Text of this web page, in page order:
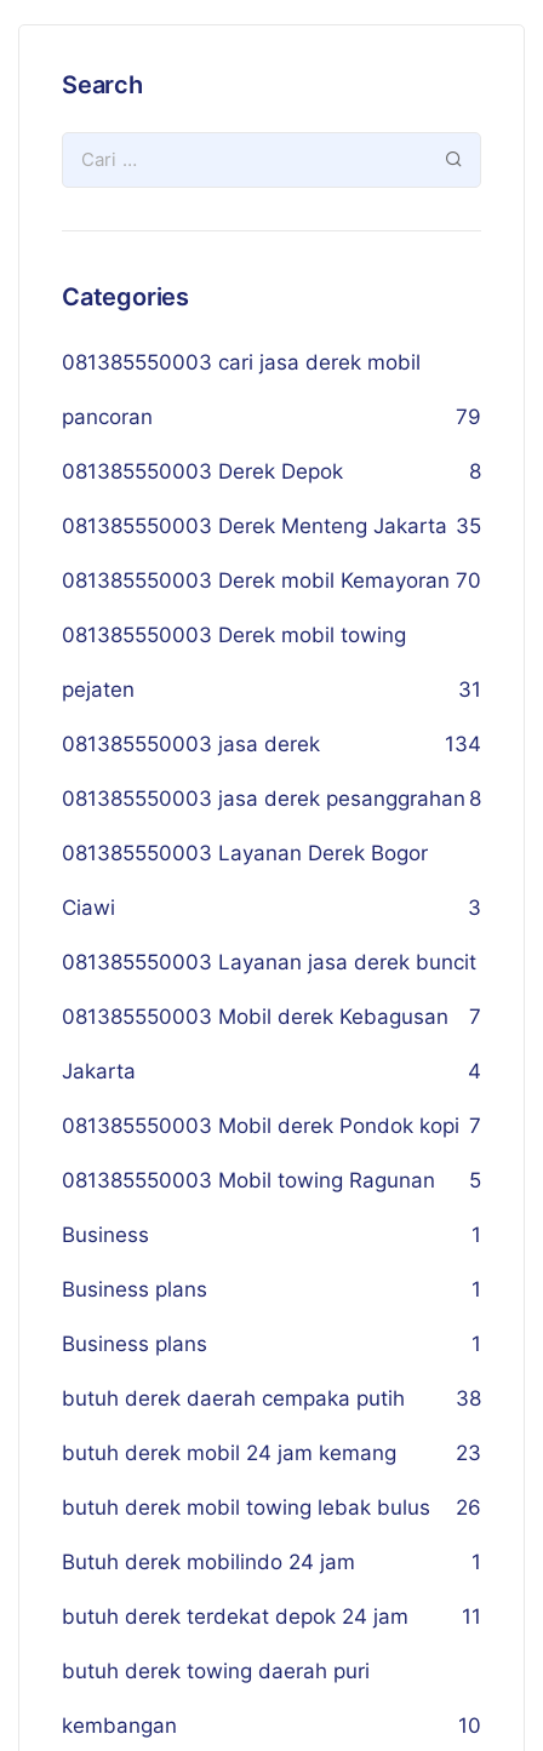
Search
Categories
081385550003 cari jasa derek mobil
pancoran 79
081385550003 Derek Depok 8
081385550003 Derek Menteng Jakarta 35
081385550003 Derek mobil Kemayoran 70
081385550003 Derek mobil towing
pejaten 31
081385550003 jasa derek 134
081385550003 jasa derek pesanggrahan 8
081385550003 Layanan Derek Bogor
Ciawi 3
081385550003 Layanan jasa derek buncit
7
081385550003 Mobil derek Kebagusan
Jakarta 4
081385550003 Mobil derek Pondok kopi 7
081385550003 Mobil towing Ragunan 5
Business 1
Business plans 1
Business plans 1
butuh derek daerah cempaka putih 38
butuh derek mobil 24 jam kemang 23
butuh derek mobil towing lebak bulus 26
Butuh derek mobilindo 24 jam 1
butuh derek terdekat depok 24 jam 11
butuh derek towing daerah puri
kembangan 10